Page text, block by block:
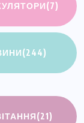
(7)
(244)
(21)